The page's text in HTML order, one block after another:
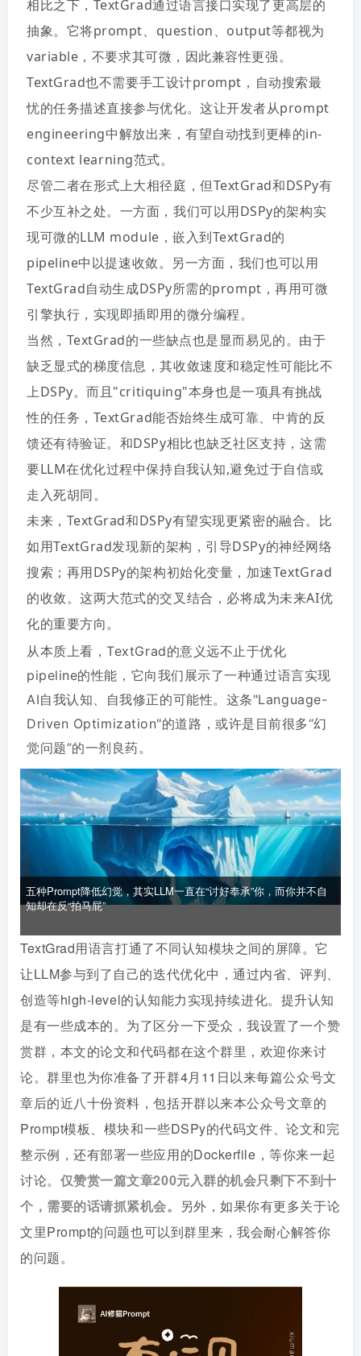
相比之下，TextGrad通过语言接口实现了更高层的
抽象。 它将prompt、question、output等都视为
variable，不要求其可微，因此兼容性更强。
TextGrad也不需要手工设计prompt，自动搜索最
忧的任务描述直接参与优化。这让开发者从prompt
engineering中解放出来，有望自动找到更棒的in-
context learning范式。
尽管二者在形式上大相径庭，但TextGrad和DSPy有
不少互补之处。 一方面，我们可以用DSPy的架构实
现可微的LLM module，嵌入到TextGrad的
pipeline中以提速收敛。 另一方面，我们也可以用
TextGrad自动生成DSPy所需的prompt，再用可微
引擎执行，实现即插即用的微分编程。
当然， TextGrad的一些缺点也是显而易见的。 由于
缺乏显式的梯度信息，其收敛速度和稳定性可能比不
上DSPy。而且"critiquing"本身也是一项具有挑战
性的任务， TextGrad能否始终生成可靠、中肯的反
馈还有待验证。 和DSPy相比也缺乏社区支持， 这需
要LLM在优化过程中保持自我认知,避免过于自信或
走入死胡同。
未来，TextGrad和DSPy有望实现更紧密的融合。 比
如用TextGrad发现新的架构，引导DSPy的神经网络
搜索； 再用DSPy的架构初始化变量，加速TextGrad
的收敛。这两大范式的交叉结合，必将成为未来AI优
化的重要方向。
从本质上看，TextGrad的意义远不止于优化
pipeline的性能，它向我们展示了一种通过语言实现
AI自我认知、自我修正的可能性。这条"Language-
Driven Optimization"的道路，或许是目前很多“幻
觉问题”的一剂良药。
五种Prompt降低幻觉，其实LLM一直在“讨好奉承”你，而你并不自
知却在反“拍马屁”
TextGrad用语言打通了不同认知模块之间的屏障。它
让LLM参与到了自己的迭代优化中，通过内省、评判、
创造等high-level的认知能力实现持续进化。提升认知
是有一些成本的。 为了区分一下受众，我设置了一个赞
赏群，本文的论文和代码都在这个群里，欢迎你来讨
论。群里也为你准备了开群4月11日以来每篇公众号文
章后的近八十份资料，包括开群以来本公众号文章的
Prompt模板、模块和一些DSPy的代码文件、论文和完
整示例，还有部署一些应用的Dockerfile，等你来一起
讨论。 仅赞赏一篇文章200元入群的机会只剩下不到十
个，需要的话请抓紧机会。 另外，如果你有更多关于论
文里Prompt的问题也可以到群里来，我会耐心解答你
的问题。